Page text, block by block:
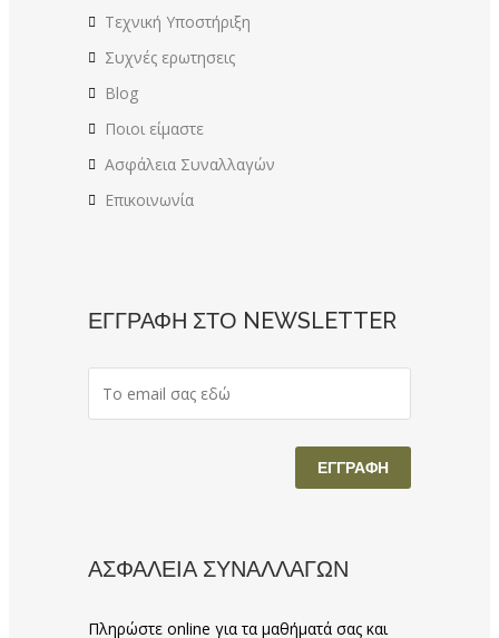
Τεχνική Υποστήριξη
Συχνές ερωτησεις
Blog
Ποιοι είμαστε
Ασφάλεια Συναλλαγών
Επικοινωνία
ΕΓΓΡΑΦΗ ΣΤΟ NEWSLETTER
ΑΣΦΑΛΕΙΑ ΣΥΝΑΛΛΑΓΩΝ
Πληρώστε online για τα μαθήματά σας και